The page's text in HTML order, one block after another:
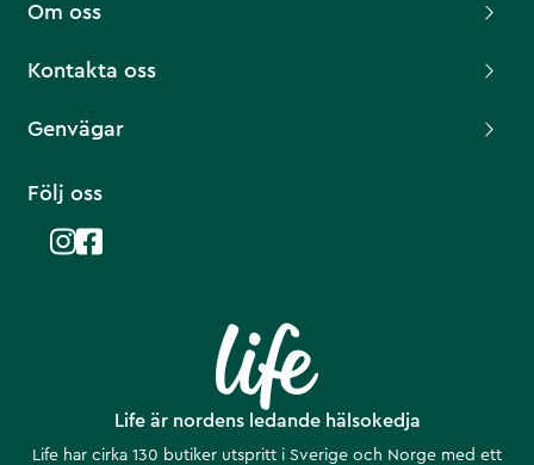
Life är nordens ledande hälsokedja
Life har cirka 130 butiker utspritt i Sverige och Norge med ett
Om oss
Kontakta oss
Genvägar
Följ oss